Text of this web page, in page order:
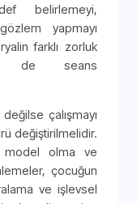
belirlemeyi,
yapmayı
farklı zorluk
de seans
çalışmayı
değiştirilmelidir.
model olma ve
çocuğun
ve işlevsel